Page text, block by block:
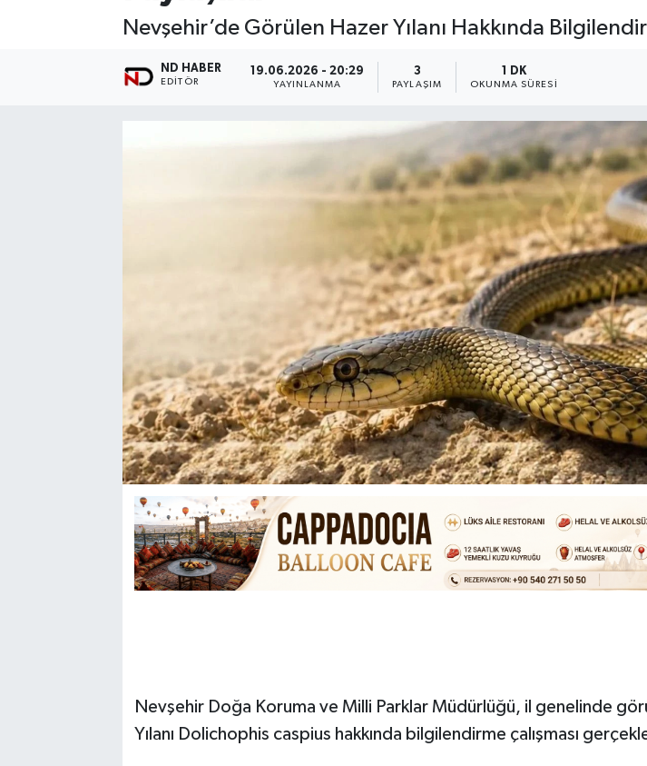
Nevşehir’de Görülen Hazer Yılanı Hakkında
ND HABER
EDITÖR
19.06.2026 - 20:29
YAYINLANMA
3
PAYLAŞIM
1 DK
OKUNMA SÜRESI
Nevşehir Doğa Koruma ve Milli Parklar Müdürlüğü, il genelinde
Yılanı Dolichophis caspius hakkında bilgilendirme çalışması